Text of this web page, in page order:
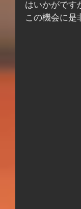
はいかがです
この機会に是